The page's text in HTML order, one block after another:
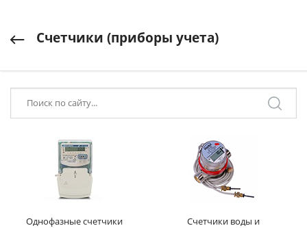
Счетчики (приборы учета)
Однофазные счетчики
Счетчики воды и